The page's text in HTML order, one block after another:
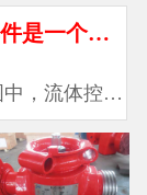
中发挥着重
旋塞阀的关键部件是一个可旋转的塞子
，流体控制
，确保着各
、有序地流
为这一领域中